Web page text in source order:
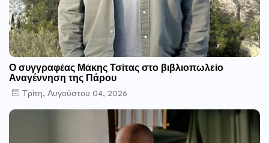
Ο συγγραφέας Μάκης Τσίτας στο βιβλιοπωλείο
Αναγέννηση της Πάρου
Τρίτη, Αυγούστου 04, 2026